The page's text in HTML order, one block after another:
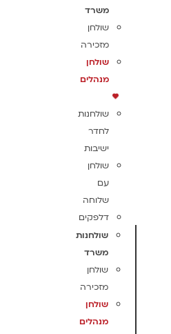
משרד
שולחן
מזכירה
שולחן
מנהלים
שולחנות
לחדר
ישיבות
שולחן
עם
שלוחה
דלפקים
שולחנות
משרד
שולחן
מזכירה
שולחן
מנהלים